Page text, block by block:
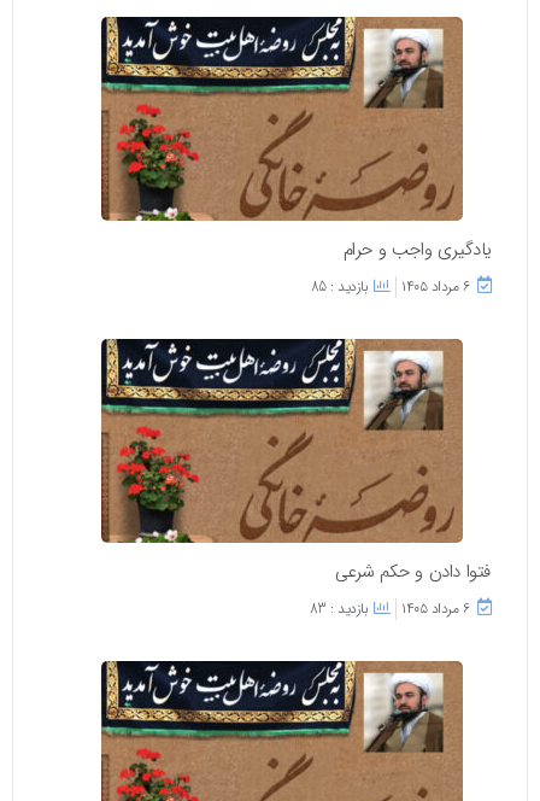
یادگیری واجب و حرام
۶ مرداد ۱۴۰۵ بازدید : 85
فتوا دادن و حکم شرعی
۶ مرداد ۱۴۰۵ بازدید : 83